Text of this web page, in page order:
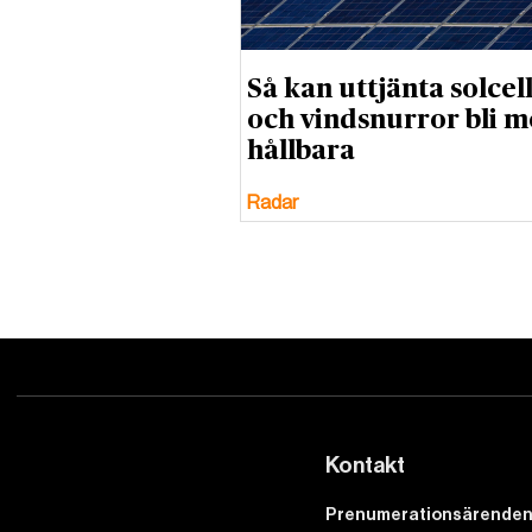
Så kan uttjänta
och vindsnurror bli
hållbara
Radar
Kontakt